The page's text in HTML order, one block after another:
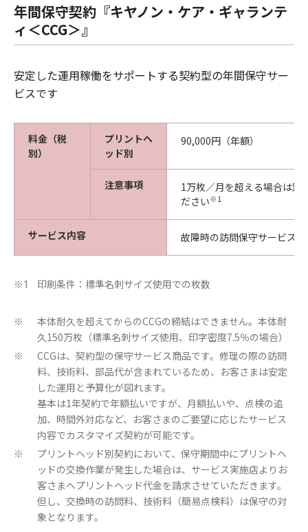
年間保守契約『キヤノン・ケア・ギャランテ
ィ＜CCG＞』
安定した運用稼働をサポートする契約型の年間保守サー
ビスです
料金（税
別）
プリントヘ
ッド別
90,000円（年額）
注意事項
1万枚／月を超える場合は別
ださい※1
サービス内容 故障時の訪問保守サービス
※1 印刷条件：標準名刺サイズ使用での枚数
※
本体耐久を超えてからのCCGの締結はできません。本体耐
久150万枚（標準名刺サイズ使用、印字密度7.5％の場合）
※
CCGは、契約型の保守サービス商品です。修理の際の訪問
料、技術料、部品代が含まれているため、お客さまは安定
した運用と予算化が図れます。
基本は1年契約で年額払いですが、月額払いや、点検の追
加、時間外対応など、お客さまのご要望に応じたサービス
内容でカスタマイズ契約が可能です。
※
プリントヘッド別契約において、保守期間中にプリントヘ
ッドの交換作業が発生した場合は、サービス実施店よりお
客さまへプリントヘッド代金を請求させていただきます。
但し、交換時の訪問料、技術料（簡易点検料）は保守の対
象となります。